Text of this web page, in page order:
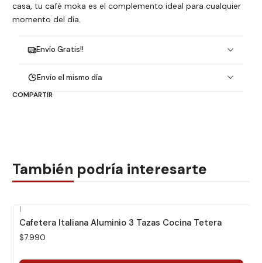
casa, tu café moka es el complemento ideal para cualquier
momento del día.
Envío Gratis!!
Envío el mismo día
COMPARTIR
También podría interesarte
|
Cafetera Italiana Aluminio 3 Tazas Cocina Tetera
$7.990